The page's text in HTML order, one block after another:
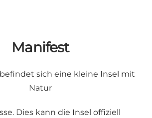
Manifest
sich eine kleine Insel mit
Natur
Dies kann die Insel offiziell